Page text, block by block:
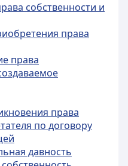
собственности и
права
права
права
по договору
давность